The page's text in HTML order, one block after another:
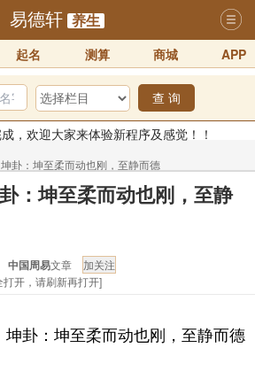
易德轩 养生
起名 测算 商城 APP
查 询
，欢迎大家来体验新程序及感觉！！
鼠、牛、龙、兔、狗、鸡生肖化太岁开始预
居士简介！！
2021-9-2
轩商标及LOGO注册声明
卦：坤至柔而动也刚，至静而德
：坤至柔而动也刚，至静
中国周易文章
开，请刷新再打开]
卦：坤至柔而动也刚，至静而德